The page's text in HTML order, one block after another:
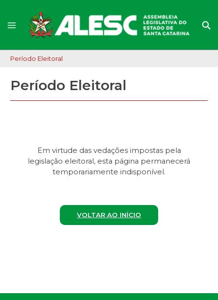
Período Eleitoral
Período Eleitoral
Em virtude das vedações impostas pela
legislação eleitoral, esta página permanecerá
temporariamente indisponível.
VOLTAR AO INÍCIO